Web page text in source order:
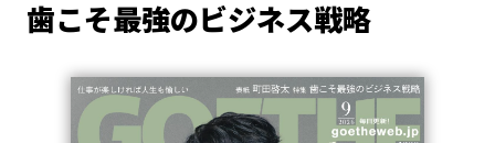
歯こそ最強のビジネス戦略